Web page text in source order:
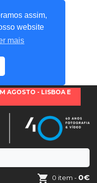
assim,
website
mais
AGOSTO - LISBOA E
0 item - 0€